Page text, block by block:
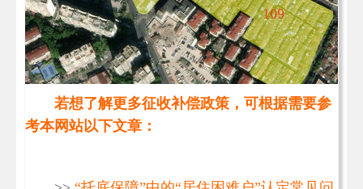
若想了解更多征收补偿政策，可根据需要参
考本网站以下文章：